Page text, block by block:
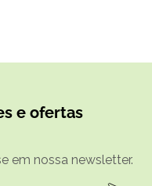
e ofertas
em nossa newsletter.